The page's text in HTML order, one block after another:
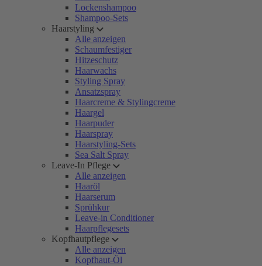
Lockenshampoo
Shampoo-Sets
Haarstyling
Alle anzeigen
Schaumfestiger
Hitzeschutz
Haarwachs
Styling Spray
Ansatzspray
Haarcreme & Stylingcreme
Haargel
Haarpuder
Haarspray
Haarstyling-Sets
Sea Salt Spray
Leave-In Pflege
Alle anzeigen
Haaröl
Haarserum
Sprühkur
Leave-in Conditioner
Haarpflegesets
Kopfhautpflege
Alle anzeigen
Kopfhaut-Öl